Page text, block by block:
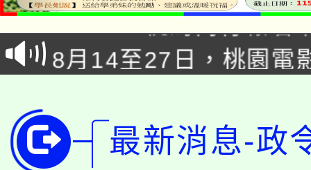
徵才活動。
YOUNG桃局內行報名
局官網。
8月14至27日，桃園電
115年桃園市運動會8/
田徑場及游泳池舉行。
桃園市低收入戶享有免
視費優惠，中低收入戶
大園自造教育及科技中
最新消息-政